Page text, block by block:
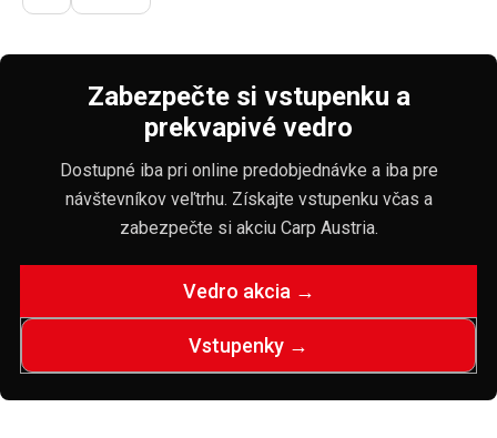
Zabezpečte si vstupenku a
prekvapivé vedro
Dostupné iba pri online predobjednávke a iba pre
návštevníkov veľtrhu. Získajte vstupenku včas a
zabezpečte si akciu Carp Austria.
Vedro akcia →
Vstupenky →